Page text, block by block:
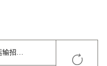
马应龙2014年国内公路运输招标公告